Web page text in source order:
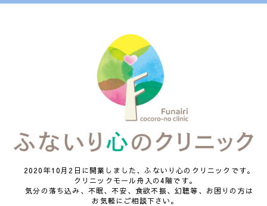
2020年10月2日に開業しました、ふないり心のクリニックです。
クリニックモール舟入の4階です。
気分の落ち込み、不眠、不安、食欲不振、幻聴等、お困りの方は
お気軽にご相談下さい。